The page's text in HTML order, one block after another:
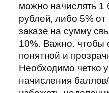
можно начислять 1
рублей, либо 5%
заказе на сумму
10%. Важно, чтобы
понятной и
Необходимо четко
начисления